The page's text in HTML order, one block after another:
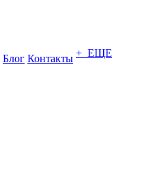
Блог Контакты + ЕЩЕ